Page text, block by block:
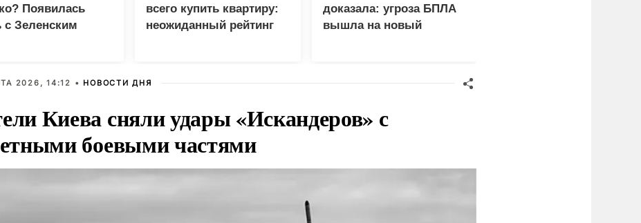
Появилась
с Зеленским
всего купить квартиру:
неожиданный рейтинг
доказала: угроза БПЛА
вышла на новый
2026, 14:12 • НОВОСТИ ДНЯ
Киева сняли удары «Искандеров» с
боевыми частями